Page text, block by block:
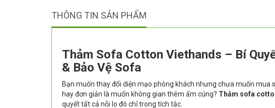
THÔNG TIN SẢN PHẨM
Thảm Sofa Cotton Viethands – Bí
& Bảo Vệ Sofa
Bạn muốn thay đổi diện mạo phòng khách nhưng chưa muốn
hay đơn giản là muốn không gian thêm ấm cúng? Thảm sofa
quyết tất cả nỗi lo đó chỉ trong tích tắc.